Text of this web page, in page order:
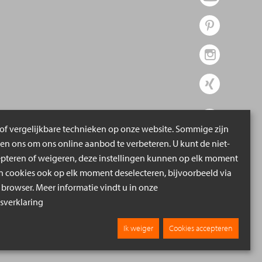
vergelijkbare technieken op onze website. Sommige zijn
ons om ons online aanbod te verbeteren. U kunt de niet-
of weigeren, deze instellingen kunnen op elk moment
cookies ook op elk moment deselecteren, bijvoorbeeld via
Meer informatie vindt u in onze
Ik weiger Cookies accepteren